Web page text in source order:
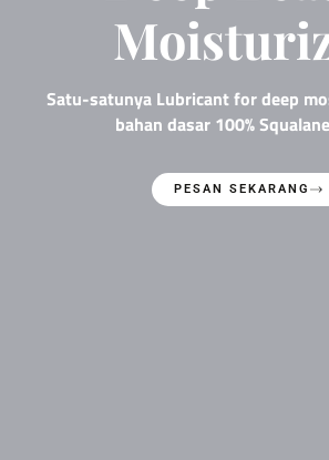
Satu-satunya Lubricant for deep
bahan dasar 100%
PESAN SEKARANG